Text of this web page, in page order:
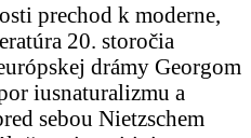
prechod k moderne,
20. storočia
drámy Georgom
iusnaturalizmu a
sebou Nietzschem